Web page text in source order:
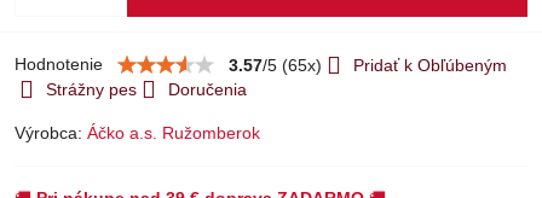
Hodnotenie 3.57/5 (65x)
Pridať k Obľúbeným
Strážny pes
Doručenia
Výrobca: Áčko a.s. Ružomberok